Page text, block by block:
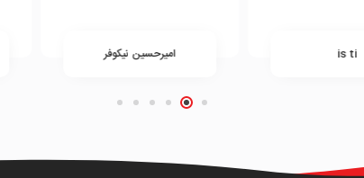
امیرحسین نیکوفر